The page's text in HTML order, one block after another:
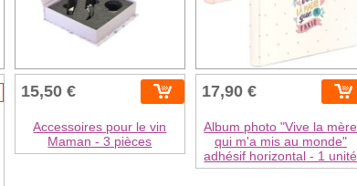
15,50 €
Accessoires pour le vin
Maman - 3 pièces
17,90 €
Album photo "Vive la mère
qui m'a mis au monde"
adhésif horizontal - 1 unité